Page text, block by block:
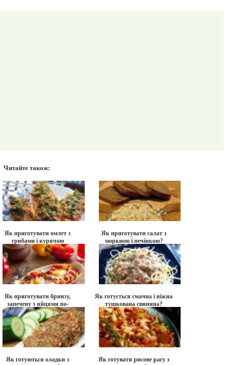
Читайте також:
Як приготувати омлет з
грибами і курячою
печінкою?
Як приготувати салат з
морквою і печінкою?
Як приготувати бринзу,
запечену з яйцями по-
болгарськи?
Як готується смачна і ніжна
тушкована свинина?
Як готуються оладки з
Як готувати рисове рагу з